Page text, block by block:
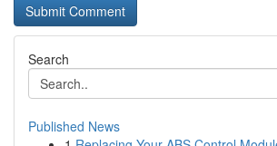
Search
Published News